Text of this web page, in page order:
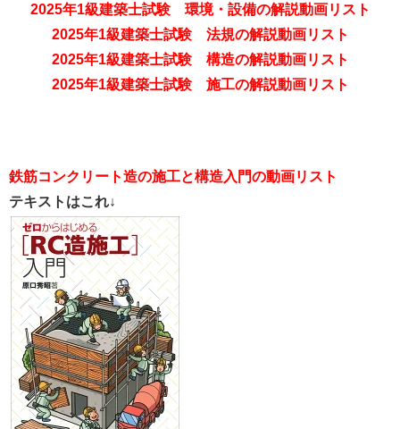
2025年1級建築士試験 環境・設備の解説動画リスト
2025年1級建築士試験 法規の解説動画リスト
2025年1級建築士試験 構造の解説動画リスト
2025年1級建築士試験 施工の解説動画リスト
鉄筋コンクリート造の施工と構造入門の動画リスト
テキストはこれ↓